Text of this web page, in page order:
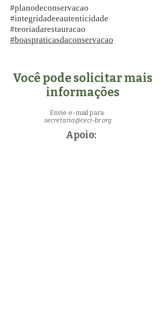
#planodeconservacao
#integridadeeautenticidade
#teoriadarestauracao
#boaspraticasdaconservacao
Você pode solicitar mais
informações
Envie e-mail para:
secretaria@ceci-br.org
Apoio: